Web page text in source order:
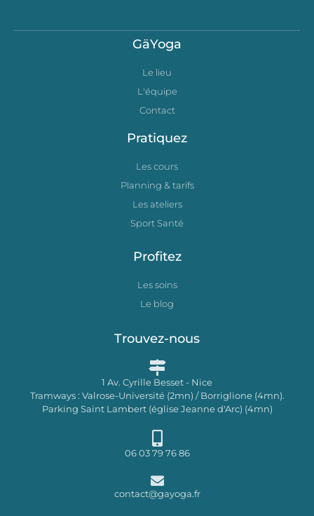
GäYoga
Le lieu
L'équipe
Contact
Pratiquez
Les cours
Planning & tarifs
Les ateliers
Sport Santé
Profitez
Les soins
Le blog
Trouvez-nous
1 Av. Cyrille Besset - Nice
Tramways : Valrose-Université (2mn) / Borriglione (4mn).
Parking Saint Lambert (église Jeanne d'Arc) (4mn)
06 03 79 76 86
contact@gayoga.fr